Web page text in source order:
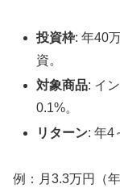
投資枠: 年40
資。
対象商品: イ
0.1%。
リターン: 年4
例：月3.3万円（